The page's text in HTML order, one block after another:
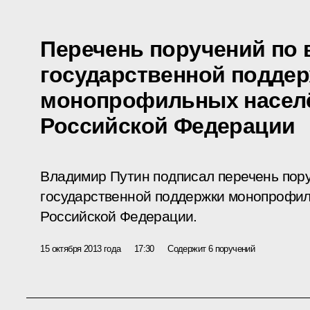
Перечень поручений по
государственной
монопрофильных
Российской Федерации
Владимир Путин подписал перечень
государственной поддержки
Российской Федерации.
15 октября 2013 года 17:30 Содержит 6 поручений